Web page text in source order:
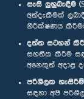
සැසි ලුහුබැඳීම
අත්දැකීමක්
නිරීක්ෂණය
දත්ත සටහන්
සහතික කිරීම
අනෙකුත් අදාළ
පරිශීලක
සඳහා අපි
අප හා සම්බන්ධ
සම්මාන